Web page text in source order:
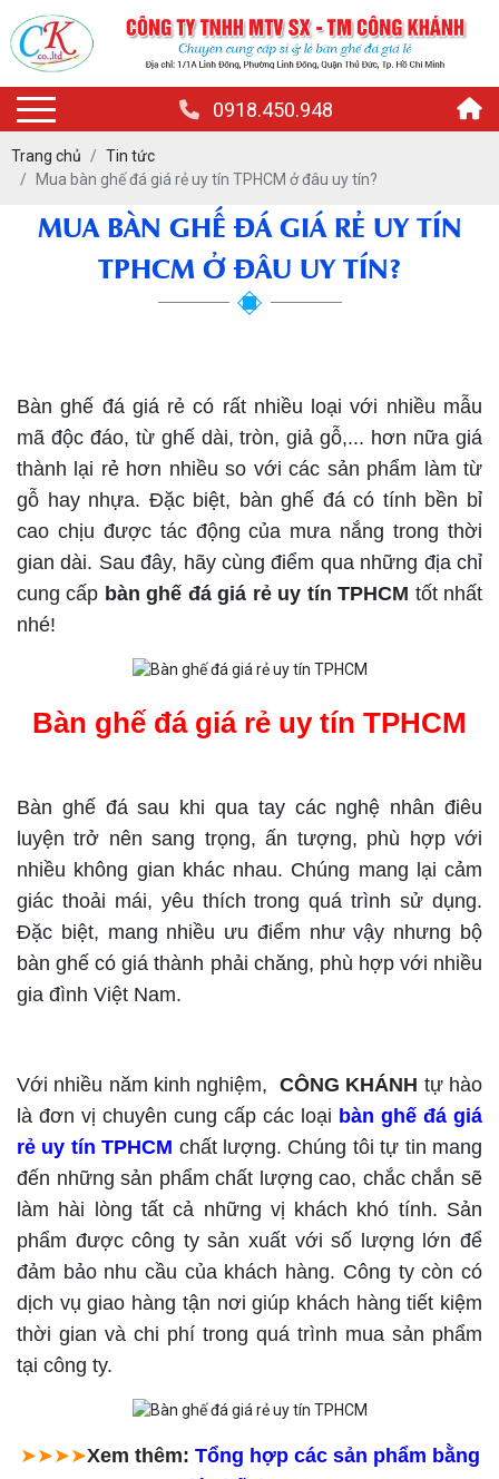
0918.450.948
Trang chủ
Tin tức
Mua bàn ghế đá giá rẻ uy tín TPHCM ở đâu uy tín?
MUA BÀN GHẾ ĐÁ GIÁ RẺ UY TÍN
TPHCM Ở ĐÂU UY TÍN?
Bàn ghế đá giá rẻ có rất nhiều loại với nhiều mẫu
mã độc đáo, từ ghế dài, tròn, giả gỗ,... hơn nữa giá
thành lại rẻ hơn nhiều so với các sản phẩm làm từ
gỗ hay nhựa. Đặc biệt, bàn ghế đá có tính bền bỉ
cao chịu được tác động của mưa nắng trong thời
gian dài. Sau đây, hãy cùng điểm qua những địa chỉ
cung cấp bàn ghế đá giá rẻ uy tín TPHCM tốt nhất
nhé!
Bàn ghế đá giá rẻ uy tín TPHCM
Bàn ghế đá sau khi qua tay các nghệ nhân điêu
luyện trở nên sang trọng, ấn tượng, phù hợp với
nhiều không gian khác nhau. Chúng mang lại cảm
giác thoải mái, yêu thích trong quá trình sử dụng.
Đặc biệt, mang nhiều ưu điểm như vậy nhưng bộ
bàn ghế có giá thành phải chăng, phù hợp với nhiều
gia đình Việt Nam.
Với nhiều năm kinh nghiệm, CÔNG KHÁNH tự hào
là đơn vị chuyên cung cấp các loại bàn ghế đá giá
rẻ uy tín TPHCM chất lượng. Chúng tôi tự tin mang
đến những sản phẩm chất lượng cao, chắc chắn sẽ
làm hài lòng tất cả những vị khách khó tính. Sản
phẩm được công ty sản xuất với số lượng lớn để
đảm bảo nhu cầu của khách hàng. Công ty còn có
dịch vụ giao hàng tận nơi giúp khách hàng tiết kiệm
thời gian và chi phí trong quá trình mua sản phẩm
tại công ty.
➤➤➤➤Xem thêm: Tổng hợp các sản phẩm bằng